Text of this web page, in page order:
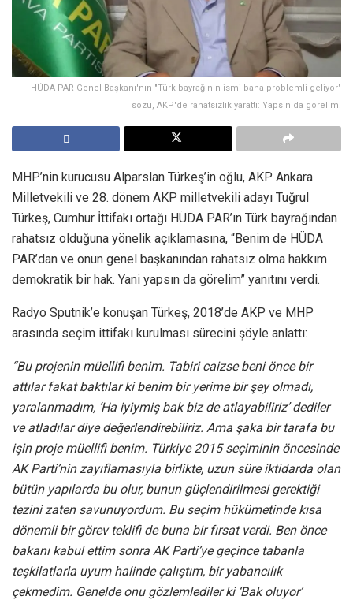
HÜDA PAR Genel Başkanı'nın "Türk bayrağının ismi bana problemli geliyor"
sözü, AKP'de rahatsızlık yarattı: Yapsın da görelim!
MHP’nin kurucusu Alparslan Türkeş’in oğlu, AKP Ankara
Milletvekili ve 28. dönem AKP milletvekili adayı Tuğrul
Türkeş, Cumhur İttifakı ortağı HÜDA PAR’ın Türk bayrağından
rahatsız olduğuna yönelik açıklamasına, “Benim de HÜDA
PAR’dan ve onun genel başkanından rahatsız olma hakkım
demokratik bir hak. Yani yapsın da görelim” yanıtını verdi.
Radyo Sputnik’e konuşan Türkeş, 2018’de AKP ve MHP
arasında seçim ittifakı kurulması sürecini şöyle anlattı:
“Bu projenin müellifi benim. Tabiri caizse beni önce bir
attılar fakat baktılar ki benim bir yerime bir şey olmadı,
yaralanmadım, ‘Ha iyiymiş bak biz de atlayabiliriz’ dediler
ve atladılar diye değerlendirebiliriz. Ama şaka bir tarafa bu
işin proje müellifi benim. Türkiye 2015 seçiminin öncesinde
AK Parti’nin zayıflamasıyla birlikte, uzun süre iktidarda olan
bütün yapılarda bu olur, bunun güçlendirilmesi gerektiği
tezini zaten savunuyordum. Bu seçim hükümetinde kısa
dönemli bir görev teklifi de buna bir fırsat verdi. Ben önce
bakanı kabul ettim sonra AK Parti’ye geçince tabanla
teşkilatlarla uyum halinde çalıştım, bir yabancılık
çekmedim. Genelde onu gözlemlediler ki ‘Bak oluyor’